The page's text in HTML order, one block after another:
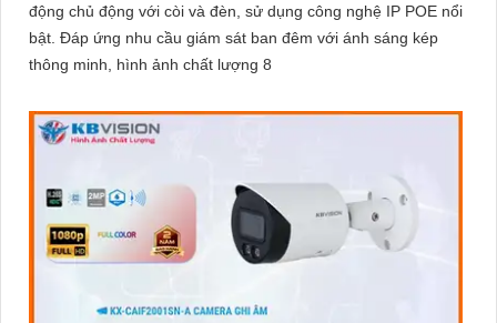
động chủ động với còi và đèn, sử dụng công nghệ IP POE nổi
bật. Đáp ứng nhu cầu giám sát ban đêm với ánh sáng kép
thông minh, hình ảnh chất lượng 8